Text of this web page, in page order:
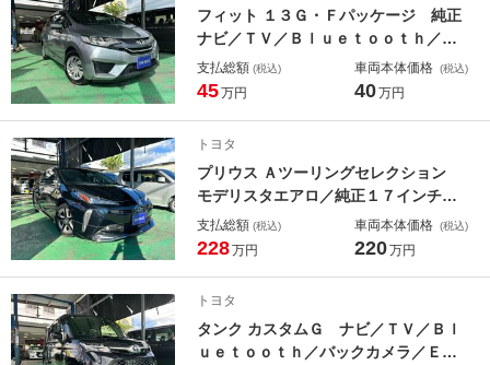
フィット １３Ｇ・Ｆパッケージ 純正
ナビ／ＴＶ／Ｂｌｕｅｔｏｏｔｈ／バ
ックカメラ／ＥＴＣ／アイドリングス
トップ／ステアリングスイッチ
支払総額 (税込)
45万円
車両本体価格 (税込)
40万円
トヨタ
プリウス Ａツーリングセレクション
モデリスタエアロ／純正１７インチホ
イール／９インチナビ／ＴＶ／Ｂｌｕ
ｅｔｏｏｔｈ／バックカメラ／ＥＴＣ
ーター／ＬＥＤヘッドライト
支払総額 (税込)
228万円
車両本体価格 (税込)
220万円
トヨタ
タンク カスタムＧ ナビ／ＴＶ／Ｂｌ
ｕｅｔｏｏｔｈ／バックカメラ／ＥＴ